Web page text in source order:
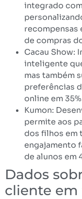
integrado
recompensas
de compras
Cacau Show:
inteligente
mas também
preferências
online em
Kumon:
permite aos
dos filhos em
engajamento
de alunos em
Dados
cliente em